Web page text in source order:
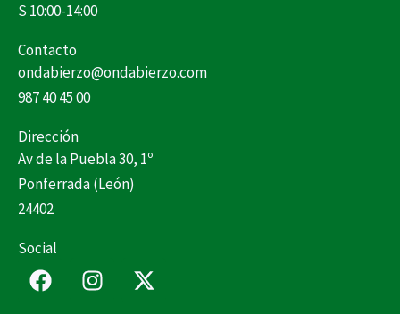
S 10:00-14:00
Contacto
ondabierzo@ondabierzo.com
987 40 45 00
Dirección
Av de la Puebla 30, 1º
Ponferrada (León)
24402
Social
F
a
I
n
X
-